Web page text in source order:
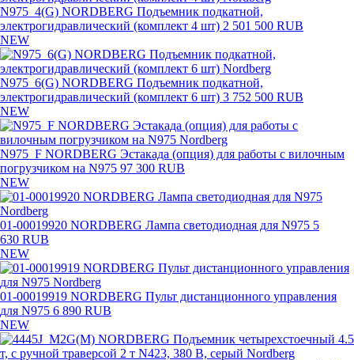
N975_4(G) NORDBERG Подъемник подкатной,
электрогидравлический (комплект 4 шт) 2 501 500 RUB
NEW
N975_6(G) NORDBERG Подъемник подкатной,
электрогидравлический (комплект 6 шт) 3 752 500 RUB
NEW
N975_F NORDBERG Эстакада (опция) для работы с вилочным
погрузчиком на N975 97 300 RUB
NEW
01-00019920 NORDBERG Лампа светодиодная для N975 5
630 RUB
NEW
01-00019919 NORDBERG Пульт дистанционного управления
для N975 6 890 RUB
NEW